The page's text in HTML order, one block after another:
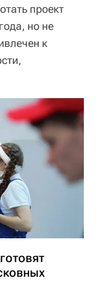
проект
но не
к